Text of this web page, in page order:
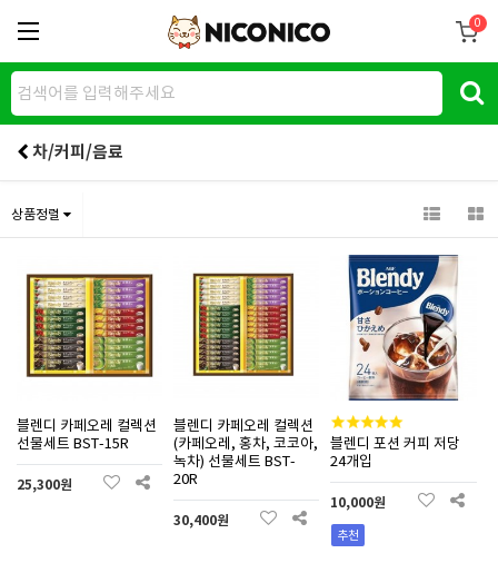
0
차/커피/음료
상품정렬
블렌디 카페오레 컬렉션
선물세트 BST-15R
25,300원
블렌디 카페오레 컬렉션
(카페오레, 홍차, 코코아,
녹차) 선물세트 BST-
20R
30,400원
블렌디 포션 커피 저당
24개입
10,000원
추천